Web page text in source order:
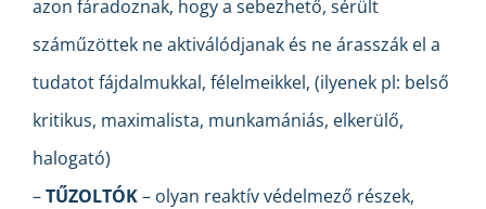
azon fáradoznak, hogy a sebezhető, sérült
száműzöttek ne aktiválódjanak és ne árasszák el a
tudatot fájdalmukkal, félelmeikkel, (ilyenek pl: belső
kritikus, maximalista, munkamániás, elkerülő,
halogató)
–TŰZOLTÓK– olyan reaktív védelmező részek,